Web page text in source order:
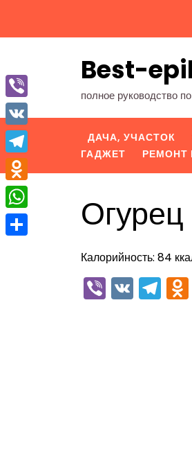
содержимому
Best-
полное руководство
ДАЧА, УЧАСТОК
ГАДЖЕТ
РЕМОНТ
Огурец
Калорийность: 84
Viber
VK
Viber
VK
Telegram
Odnoklassniki
WhatsApp